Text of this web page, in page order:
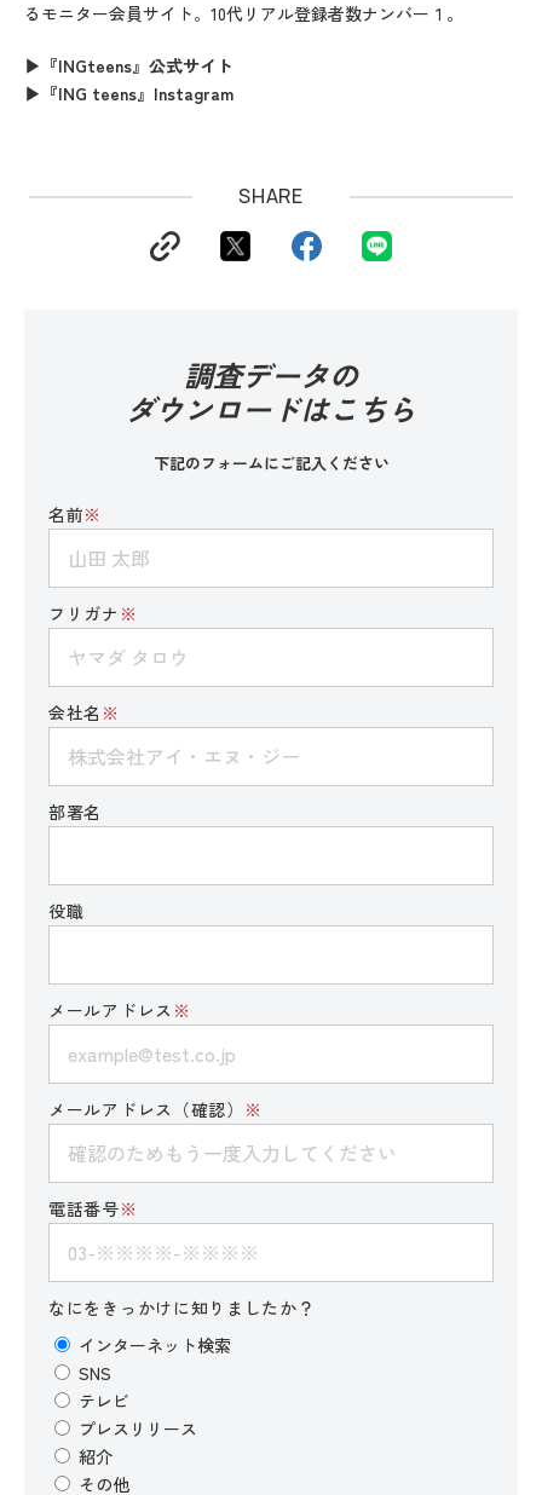
るモニター会員サイト。10代リアル登録者数ナンバー１。
▶『INGteens』公式サイト
▶『ING teens』Instagram
SHARE
調査データの
ダウンロードはこちら
下記のフォームにご記入ください
名前※
フリガナ ※
会社名 ※
部署名
役職
メールアドレス ※
メールアドレス（確認） ※
電話番号※
なにをきっかけに知りましたか？
インターネット検索
SNS
テレビ
プレスリリース
紹介
その他